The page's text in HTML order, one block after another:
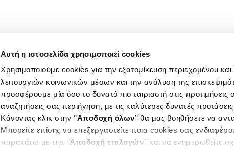
Αυτή η ιστοσελίδα χρησιμοποιεί cookies
Χρησιμοποιούμε cookies για την εξατομίκευση περιεχομένου
λειτουργιών κοινωνικών μέσων και την ανάλυση της
προσφέρουμε μία όσο το δυνατό πιο ταιριαστή στις προτιμήσεις
αναζητήσεις σας περιήγηση, με τις καλύτερες δυνατές
Κάνοντας κλικ στην ‘’Αποδοχή όλων’’ θα μας βοηθήσετε να
Μπορείτε επίσης να επεξεργαστείτε ποια cookies σας
παρακάτω με την ‘’Αποδοχή επιλογών΄΄και να ενημερωθείτε